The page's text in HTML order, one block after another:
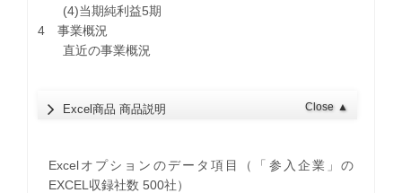
(4)当期純利益5期
4 事業概況
直近の事業概況
Excel商品 商品説明 Close ▲
Excelオプションのデータ項目（「参入企業」の
EXCEL収録社数 500社）